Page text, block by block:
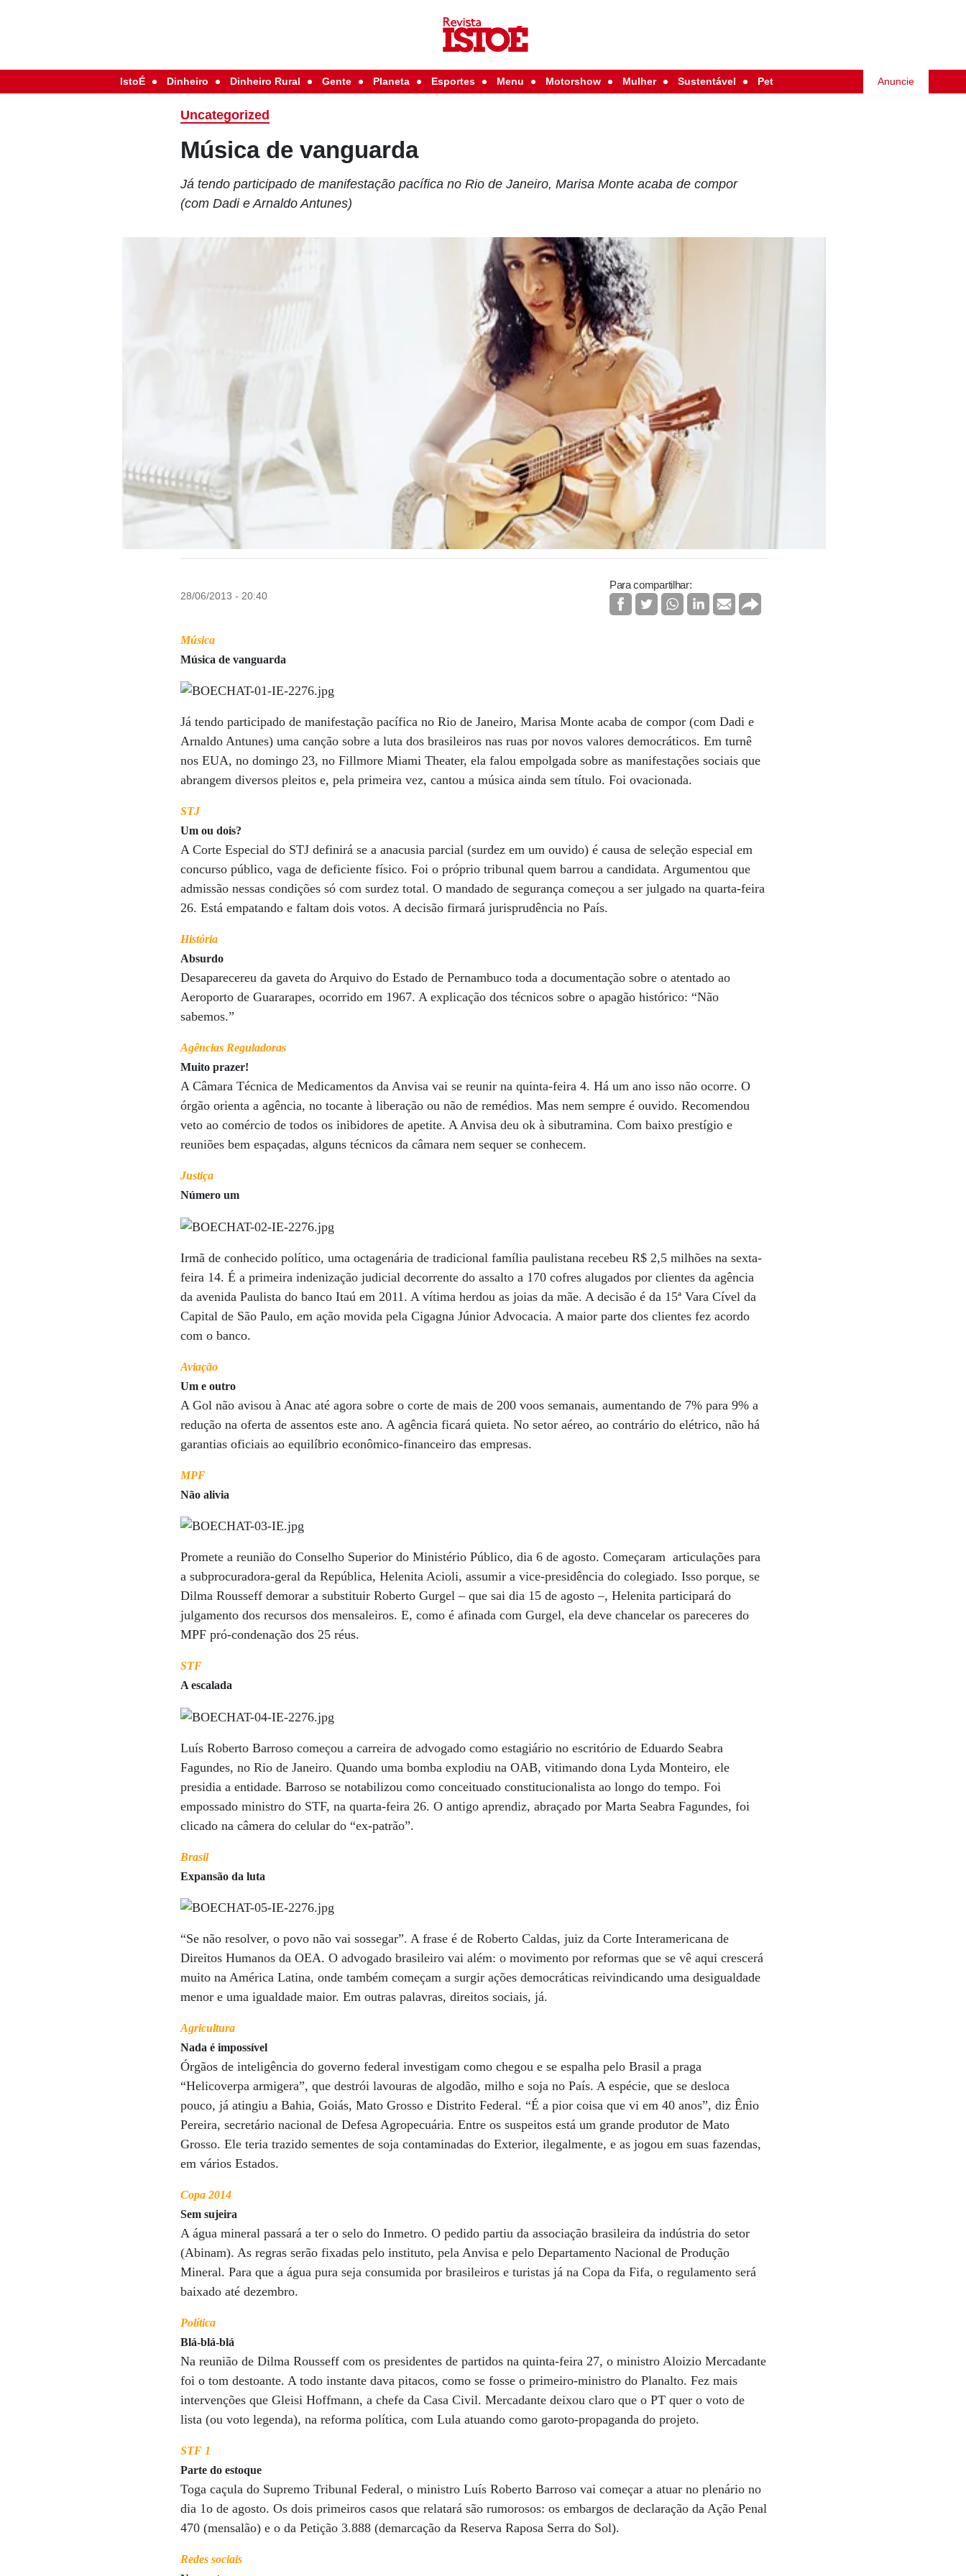
IstoÉ Dinheiro Dinheiro Rural Gente Planeta Esportes Menu Motorshow Mulher Sustentável Pet Anuncie
Uncategorized
Música de vanguarda
Já tendo participado de manifestação pacífica no Rio de Janeiro, Marisa Monte acaba de compor
(com Dadi e Arnaldo Antunes)
28/06/2013 - 20:40
Para compartilhar:
Música
Música de vanguarda
Já tendo participado de manifestação pacífica no Rio de Janeiro, Marisa Monte acaba de compor (com Dadi e
Arnaldo Antunes) uma canção sobre a luta dos brasileiros nas ruas por novos valores democráticos. Em turnê
nos EUA, no domingo 23, no Fillmore Miami Theater, ela falou empolgada sobre as manifestações sociais que
abrangem diversos pleitos e, pela primeira vez, cantou a música ainda sem título. Foi ovacionada.
STJ
Um ou dois?
A Corte Especial do STJ definirá se a anacusia parcial (surdez em um ouvido) é causa de seleção especial em
concurso público, vaga de deficiente físico. Foi o próprio tribunal quem barrou a candidata. Argumentou que
admissão nessas condições só com surdez total. O mandado de segurança começou a ser julgado na quarta-feira
26. Está empatando e faltam dois votos. A decisão firmará jurisprudência no País.
História
Absurdo
Desaparecereu da gaveta do Arquivo do Estado de Pernambuco toda a documentação sobre o atentado ao
Aeroporto de Guararapes, ocorrido em 1967. A explicação dos técnicos sobre o apagão histórico: “Não
sabemos.”
Agências Reguladoras
Muito prazer!
A Câmara Técnica de Medicamentos da Anvisa vai se reunir na quinta-feira 4. Há um ano isso não ocorre. O
órgão orienta a agência, no tocante à liberação ou não de remédios. Mas nem sempre é ouvido. Recomendou
veto ao comércio de todos os inibidores de apetite. A Anvisa deu ok à sibutramina. Com baixo prestígio e
reuniões bem espaçadas, alguns técnicos da câmara nem sequer se conhecem.
Justiça
Número um
Irmã de conhecido político, uma octagenária de tradicional família paulistana recebeu R$ 2,5 milhões na sexta-
feira 14. É a primeira indenização judicial decorrente do assalto a 170 cofres alugados por clientes da agência
da avenida Paulista do banco Itaú em 2011. A vítima herdou as joias da mãe. A decisão é da 15ª Vara Cível da
Capital de São Paulo, em ação movida pela Cigagna Júnior Advocacia. A maior parte dos clientes fez acordo
com o banco.
Aviação
Um e outro
A Gol não avisou à Anac até agora sobre o corte de mais de 200 voos semanais, aumentando de 7% para 9% a
redução na oferta de assentos este ano. A agência ficará quieta. No setor aéreo, ao contrário do elétrico, não há
garantias oficiais ao equilíbrio econômico-financeiro das empresas.
MPF
Não alivia
Promete a reunião do Conselho Superior do Ministério Público, dia 6 de agosto. Começaram articulações para
a subprocuradora-geral da República, Helenita Acioli, assumir a vice-presidência do colegiado. Isso porque, se
Dilma Rousseff demorar a substituir Roberto Gurgel – que sai dia 15 de agosto –, Helenita participará do
julgamento dos recursos dos mensaleiros. E, como é afinada com Gurgel, ela deve chancelar os pareceres do
MPF pró-condenação dos 25 réus.
STF
A escalada
Luís Roberto Barroso começou a carreira de advogado como estagiário no escritório de Eduardo Seabra
Fagundes, no Rio de Janeiro. Quando uma bomba explodiu na OAB, vitimando dona Lyda Monteiro, ele
presidia a entidade. Barroso se notabilizou como conceituado constitucionalista ao longo do tempo. Foi
empossado ministro do STF, na quarta-feira 26. O antigo aprendiz, abraçado por Marta Seabra Fagundes, foi
clicado na câmera do celular do “ex-patrão”.
Brasil
Expansão da luta
“Se não resolver, o povo não vai sossegar”. A frase é de Roberto Caldas, juiz da Corte Interamericana de
Direitos Humanos da OEA. O advogado brasileiro vai além: o movimento por reformas que se vê aqui crescerá
muito na América Latina, onde também começam a surgir ações democráticas reivindicando uma desigualdade
menor e uma igualdade maior. Em outras palavras, direitos sociais, já.
Agricultura
Nada é impossível
Órgãos de inteligência do governo federal investigam como chegou e se espalha pelo Brasil a praga
“Helicoverpa armigera”, que destrói lavouras de algodão, milho e soja no País. A espécie, que se desloca
pouco, já atingiu a Bahia, Goiás, Mato Grosso e Distrito Federal. “É a pior coisa que vi em 40 anos”, diz Ênio
Pereira, secretário nacional de Defesa Agropecuária. Entre os suspeitos está um grande produtor de Mato
Grosso. Ele teria trazido sementes de soja contaminadas do Exterior, ilegalmente, e as jogou em suas fazendas,
em vários Estados.
Copa 2014
Sem sujeira
A água mineral passará a ter o selo do Inmetro. O pedido partiu da associação brasileira da indústria do setor
(Abinam). As regras serão fixadas pelo instituto, pela Anvisa e pelo Departamento Nacional de Produção
Mineral. Para que a água pura seja consumida por brasileiros e turistas já na Copa da Fifa, o regulamento será
baixado até dezembro.
Política
Blá-blá-blá
Na reunião de Dilma Rousseff com os presidentes de partidos na quinta-feira 27, o ministro Aloizio Mercadante
foi o tom destoante. A todo instante dava pitacos, como se fosse o primeiro-ministro do Planalto. Fez mais
intervenções que Gleisi Hoffmann, a chefe da Casa Civil. Mercadante deixou claro que o PT quer o voto de
lista (ou voto legenda), na reforma política, com Lula atuando como garoto-propaganda do projeto.
STF 1
Parte do estoque
Toga caçula do Supremo Tribunal Federal, o ministro Luís Roberto Barroso vai começar a atuar no plenário no
dia 1o de agosto. Os dois primeiros casos que relatará são rumorosos: os embargos de declaração da Ação Penal
470 (mensalão) e o da Petição 3.888 (demarcação da Reserva Raposa Serra do Sol).
Redes sociais